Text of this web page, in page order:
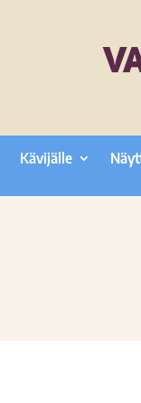
Kävijälle